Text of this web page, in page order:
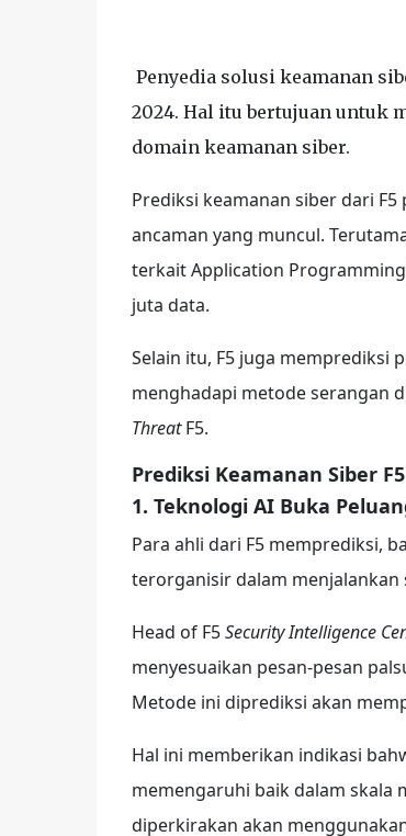
Penyedia solusi keamanan
2024. Hal itu bertujuan untuk
domain keamanan siber.
Prediksi keamanan siber dari
ancaman yang muncul.
terkait Application
juta data.
Selain itu, F5 juga memprediksi
menghadapi metode serangan
ThreatF5.
Prediksi Keamanan Siber
1. Teknologi AI Buka
Para ahli dari F5 memprediksi,
terorganisir dalam menjalankan
Head of F5Security Intelligence
menyesuaikan pesan-pesan
Metode ini diprediksi akan
Hal ini memberikan indikasi
memengaruhi baik dalam skala
diperkirakan akan